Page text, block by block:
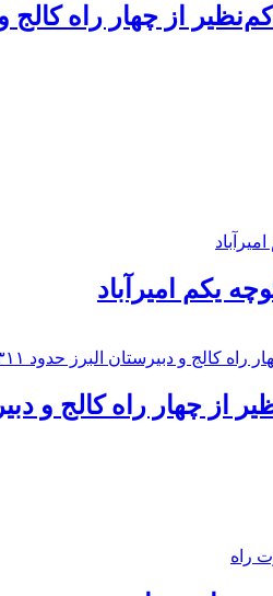
از چهار راه كالج و
یکم امیرآباد
چهار راه كالج و